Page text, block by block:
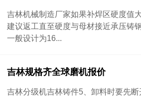
吉林机械制造厂家如果补焊区硬度值
建议返工直至硬度与母材接近承压铸
一般设计为16...
吉林规格齐全球磨机报价
吉林分级机吉林铸件5、卸料时要先